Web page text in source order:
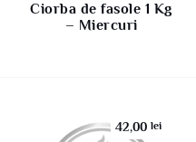
Ciorba de fasole 1 Kg
– Miercuri
42,00lei